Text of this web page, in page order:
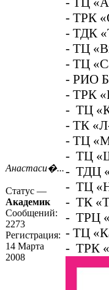
Анастаси�...
Статус —
Академик
Сообщений:
2273
Регистрация:
14 Марта
2008
- ТРК
- ТДК
- ТЦ
- ТЦ
- РИО
- ТРК
- ТЦ
- ТК
- ТЦ
- ТЦ
- ТДЦ
- ТЦ
- ТК
- ТРЦ
- ТЦ
- ТРК